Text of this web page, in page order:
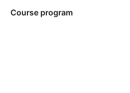
Course program